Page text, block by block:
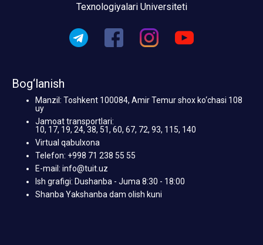
Texnologiyalari Universiteti
Bog‘lanish
Manzil: Toshkent 100084, Amir Temur shox ko‘chasi 108
uy
Jamoat transportlari:
10, 17, 19, 24, 38, 51, 60, 67, 72, 93, 115, 140
Virtual qabulxona
Telefon: +998 71 238 55 55
E-mail: info@tuit.uz
Ish grafigi: Dushanba - Juma 8:30 - 18:00
Shanba Yakshanba dam olish kuni